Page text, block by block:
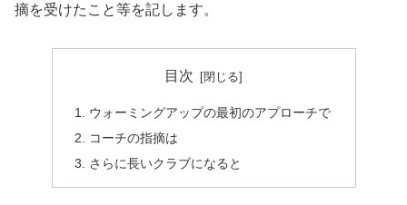
摘を受けたこと等を記します。
目次
ウォーミングアップの最初のアプローチで
コーチの指摘は
さらに長いクラブになると